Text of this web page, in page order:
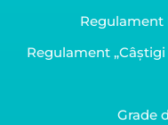
Regulament
Regulament
Grade